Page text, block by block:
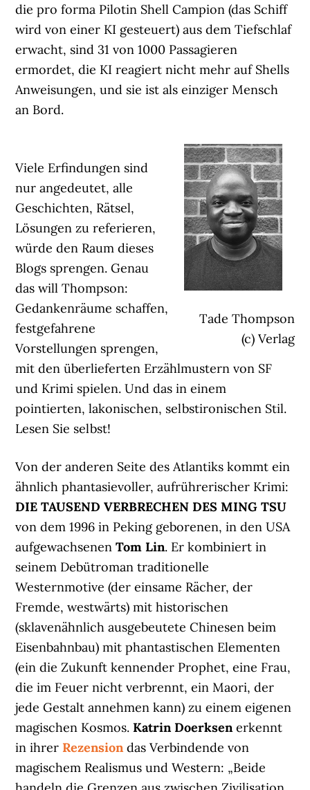
die pro forma Pilotin Shell Campion (das Schiff
wird von einer KI gesteuert) aus dem Tiefschlaf
erwacht, sind 31 von 1000 Passagieren
ermordet, die KI reagiert nicht mehr auf Shells
Anweisungen, und sie ist als einziger Mensch
an Bord.
Tade Thompson
(c) Verlag
Viele Erfindungen sind
nur angedeutet, alle
Geschichten, Rätsel,
Lösungen zu referieren,
würde den Raum dieses
Blogs sprengen. Genau
das will Thompson:
Gedankenräume schaffen,
festgefahrene
Vorstellungen sprengen,
mit den überlieferten Erzählmustern von SF
und Krimi spielen. Und das in einem
pointierten, lakonischen, selbstironischen Stil.
Lesen Sie selbst!
Von der anderen Seite des Atlantiks kommt ein
ähnlich phantasievoller, aufrührerischer Krimi:
DIE TAUSEND VERBRECHEN DES MING TSU
von dem 1996 in Peking geborenen, in den USA
aufgewachsenenTom Lin. Er kombiniert in
seinem Debütroman traditionelle
Westernmotive (der einsame Rächer, der
Fremde, westwärts) mit historischen
(sklavenähnlich ausgebeutete Chinesen beim
Eisenbahnbau) mit phantastischen Elementen
(ein die Zukunft kennender Prophet, eine Frau,
die im Feuer nicht verbrennt, ein Maori, der
jede Gestalt annehmen kann) zu einem eigenen
magischen Kosmos. Katrin Doerksen erkennt
in ihrer Rezension das Verbindende von
magischem Realismus und Western: „Beide